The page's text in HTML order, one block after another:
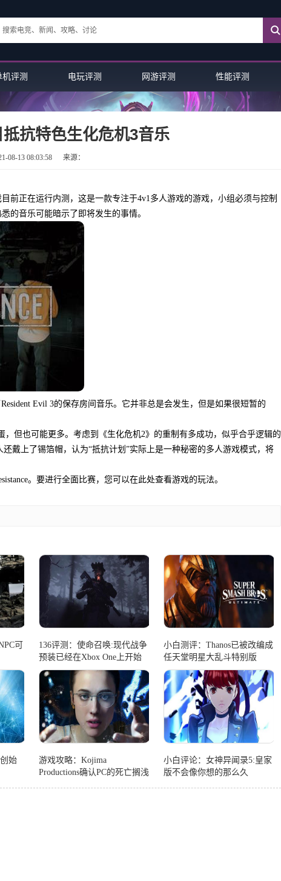
机评测 电玩评测 网游评测 性能评测
抗特色生化危机3音乐
08-13 08:03:58 来源：
前正在运行内测，这是一款专注于4v1多人游戏的游戏，小组必须与控制
的音乐可能暗示了即将发生的事情。
Evil 3的保存房间音乐。它并非总是会发生，但是如果很短暂的
但也可能更多。考虑到《生化危机2》的重制有多成功，似乎合乎逻辑的
戴上了锡箔帽，认为“抵抗计划”实际上是一种秘密的多人游戏模式，将
。要进行全面比赛，您可以在此处查看游戏的玩法。
可
136评测：使命召唤:现代战争
预装已经在Xbox One上开始
了
小白测评：Thanos已被改编成
任天堂明星大乱斗特别版
始
游戏攻略：Kojima
Productions确认PC的死亡搁浅
小白评论：女神异闻录5:皇家
版不会像你想的那么久